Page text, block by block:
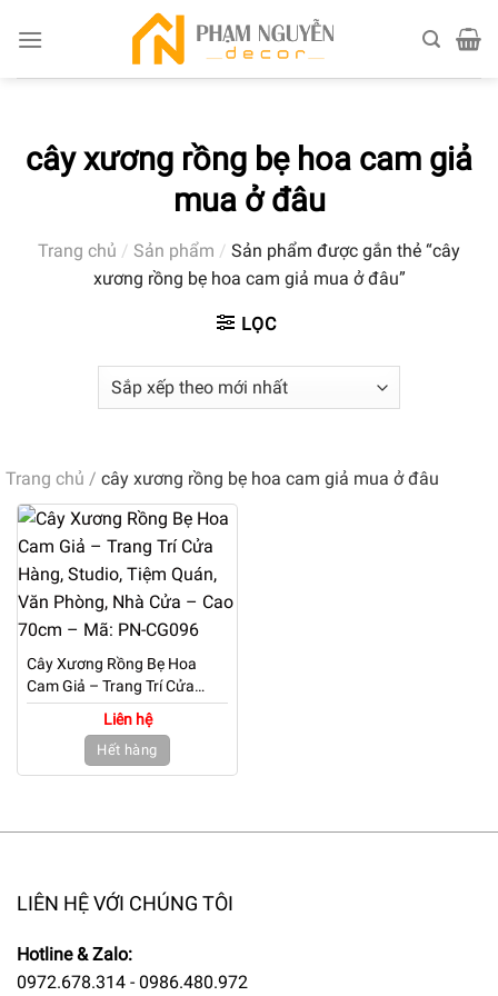
cây xương rồng bẹ hoa cam giả
mua ở đâu
Trang chủ / Sản phẩm / Sản phẩm được gắn thẻ “cây
xương rồng bẹ hoa cam giả mua ở đâu”
LỌC
Trang chủ / cây xương rồng bẹ hoa cam giả mua ở đâu
Cây Xương Rồng Bẹ Hoa
Cam Giả – Trang Trí Cửa
Hàng, Studio, Tiệm Quán,
Văn Phòng, Nhà Cửa – Cao
70cm – Mã: PN-CG096
Liên hệ
Hết hàng
LIÊN HỆ VỚI CHÚNG TÔI
Hotline & Zalo:
0972.678.314 - 0986.480.972